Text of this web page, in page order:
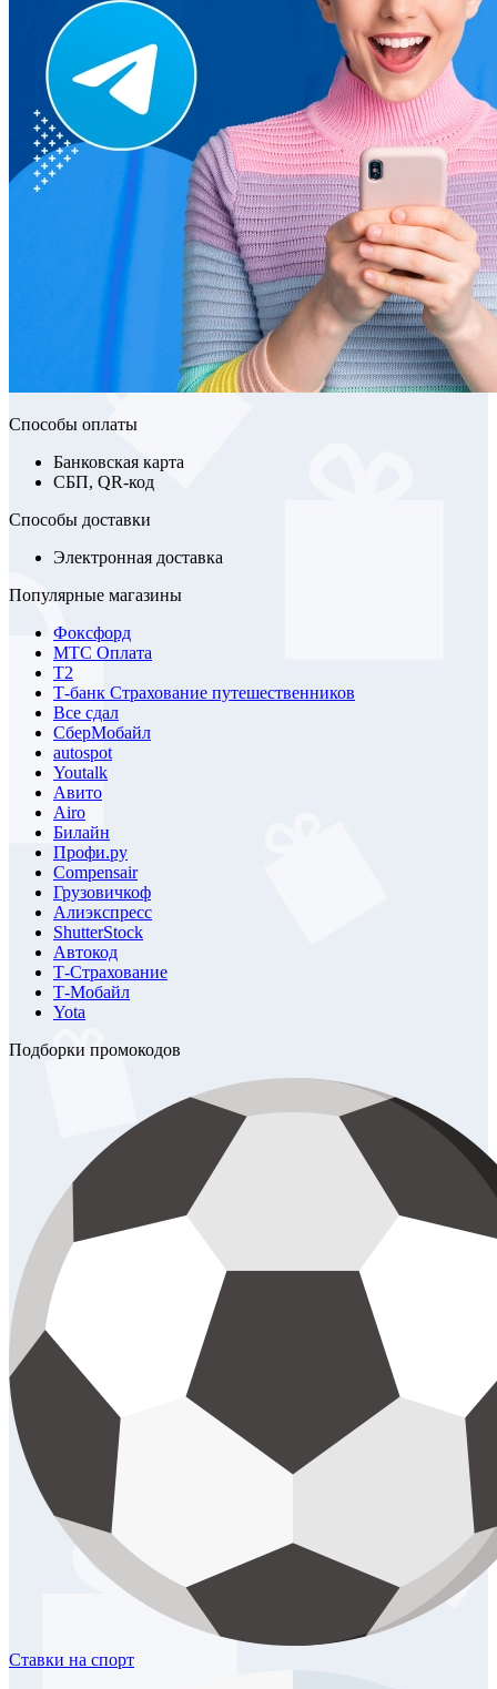
Способы оплаты
Банковская карта
СБП, QR-код
Способы доставки
Электронная доставка
Популярные магазины
Фоксфорд
МТС Оплата
Т2
Т-банк Страхование путешественников
Все сдал
СберМобайл
autospot
Youtalk
Авито
Airo
Билайн
Профи.ру
Compensair
Грузовичкоф
Алиэкспресс
ShutterStock
Автокод
Т-Страхование
Т-Мобайл
Yota
Подборки промокодов
Ставки на спорт